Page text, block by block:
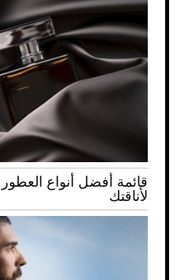
قائمة أفضل أنواع
لأناقتك